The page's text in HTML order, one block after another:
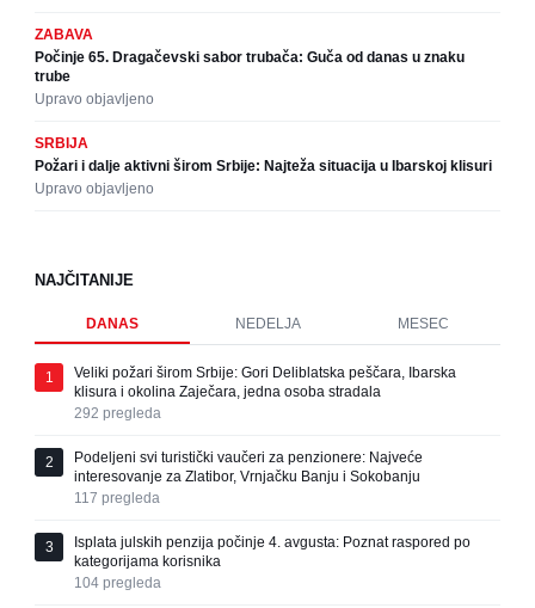
ZABAVA
Počinje 65. Dragačevski sabor trubača: Guča od danas u znaku
trube
Upravo objavljeno
SRBIJA
Požari i dalje aktivni širom Srbije: Najteža situacija u Ibarskoj klisuri
Upravo objavljeno
NAJČITANIJE
DANAS NEDELJA MESEC
1
Veliki požari širom Srbije: Gori Deliblatska peščara, Ibarska
klisura i okolina Zaječara, jedna osoba stradala
292 pregleda
2
Podeljeni svi turistički vaučeri za penzionere: Najveće
interesovanje za Zlatibor, Vrnjačku Banju i Sokobanju
117 pregleda
3
Isplata julskih penzija počinje 4. avgusta: Poznat raspored po
kategorijama korisnika
104 pregleda